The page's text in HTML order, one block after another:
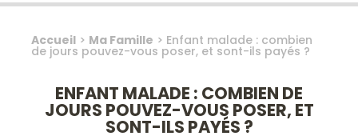
Accueil > Ma Famille > Enfant malade : combien
de jours pouvez-vous poser, et sont-ils payés ?
ENFANT MALADE : COMBIEN DE
JOURS POUVEZ-VOUS POSER, ET
SONT-ILS PAYÉS ?